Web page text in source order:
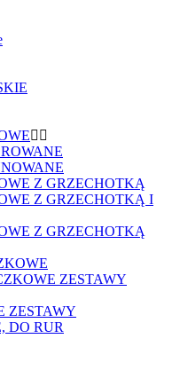
Z GRZECHOTKĄ
Z GRZECHOTKĄ I
Z GRZECHOTKĄ
ZESTAWY
ZESTAWY
DO RUR